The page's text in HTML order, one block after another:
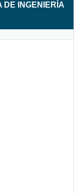
DE INGENIERÍA